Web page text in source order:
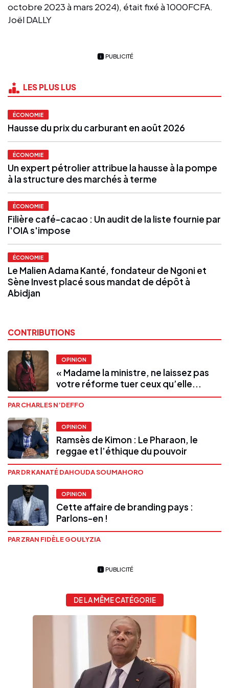
octobre 2023 à mars 2024), était fixé à 1000FCFA.
Joël DALLY
PUBLICITÉ
LES PLUS LUS
ÉCONOMIE
Hausse du prix du carburant en août 2026
ÉCONOMIE
Un expert pétrolier attribue la hausse à la pompe
à la structure des marchés à terme
ÉCONOMIE
Filière café-cacao : Un audit de la liste fournie par
l'OIA s'impose
ÉCONOMIE
Le Malien Adama Kanté, fondateur de Ngoni et
Sène Invest placé sous mandat de dépôt à
Abidjan
CONTRIBUTIONS
OPINION
« Madame la ministre, ne laissez pas
votre réforme tuer ceux qu’elle...
PAR CHARLES N’DEFFO
OPINION
Ramsès de Kimon : Le Pharaon, le
reggae et l’éthique du pouvoir
PAR DR KANATÉ DAHOUDA SOUMAHORO
OPINION
Cette affaire de branding pays :
Parlons-en !
PAR ZRAN FIDÈLE GOULYZIA
PUBLICITÉ
DE LA MÊME CATÉGORIE